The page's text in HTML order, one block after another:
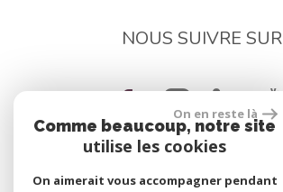
NOUS SUIVRE SUR
réalisé par
On en reste là
Comme beaucoup, notre site
utilise les cookies
On aimerait vous accompagner pendant